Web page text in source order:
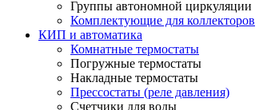
Группы автономной циркуляции
Комплектующие для коллекторов
КИП и автоматика
Комнатные термостаты
Погружные термостаты
Накладные термостаты
Прессостаты (реле давления)
Счетчики для воды